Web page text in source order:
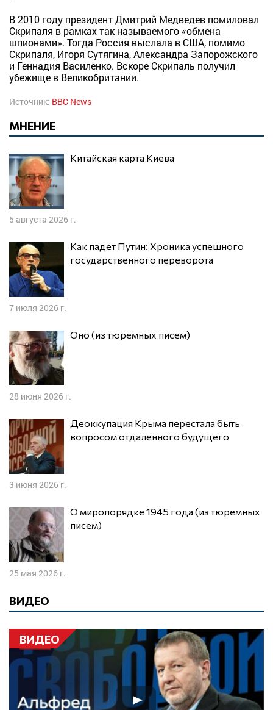
В 2010 году президент Дмитрий Медведев помиловал
Скрипаля в рамках так называемого «обмена
шпионами». Тогда Россия выслала в США, помимо
Скрипаля, Игоря Сутягина, Александра Запорожского
и Геннадия Василенко. Вскоре Скрипаль получил
убежище в Великобритании.
Источник: BBC News
МНЕНИЕ
Китайская карта Киева
5 августа 2026 г.
Как падет Путин: Хроника успешного
государственного переворота
7 июля 2026 г.
Оно (из тюремных писем)
28 июня 2026 г.
Деоккупация Крыма перестала быть
вопросом отдаленного будущего
3 июня 2026 г.
О миропорядке 1945 года (из тюремных
писем)
25 мая 2026 г.
ВИДЕО
ВИДЕО